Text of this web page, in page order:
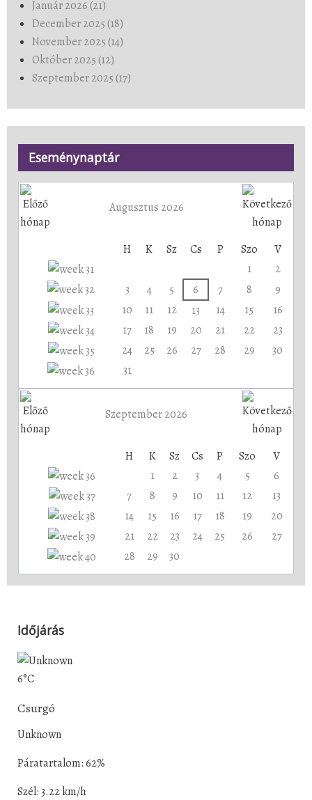
Január 2026 (21)
December 2025 (18)
November 2025 (14)
Október 2025 (12)
Szeptember 2025 (17)
Eseménynaptár
Augusztus 2026
H K Sz Cs P Szo
V
1
2
3
4 5 6 7 8
9
10
11 12 13 14 15
16
17
18 19 20 21 22
23
24
25 26 27 28 29
30
31
Szeptember 2026
H K Sz Cs P Szo
V
1
2 3 4 5
6
7
8 9 10 11 12
13
14
15 16 17 18 19
20
21
22 23 24 25 26
27
28
29 30
Időjárás
6°C
Csurgó
Unknown
Páratartalom: 62%
Szél: 3.22 km/h